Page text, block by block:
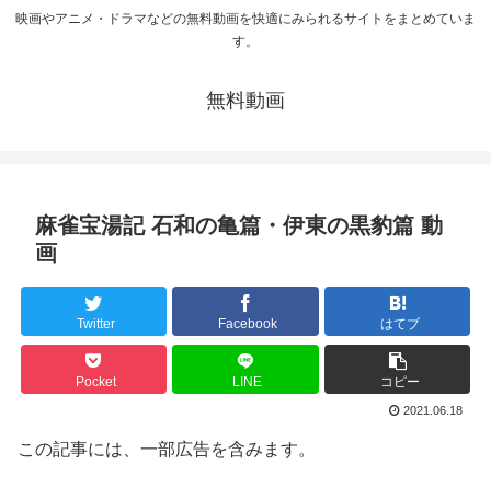
映画やアニメ・ドラマなどの無料動画を快適にみられるサイトをまとめていま
す。
無料動画
麻雀宝湯記 石和の亀篇・伊東の黒豹篇 動
画
Twitter Facebook はてブ
Pocket LINE コピー
2021.06.18
この記事には、一部広告を含みます。